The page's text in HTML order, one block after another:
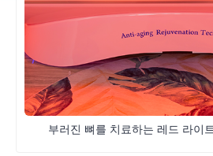
부러진 뼈를 치료하는 레드 라이